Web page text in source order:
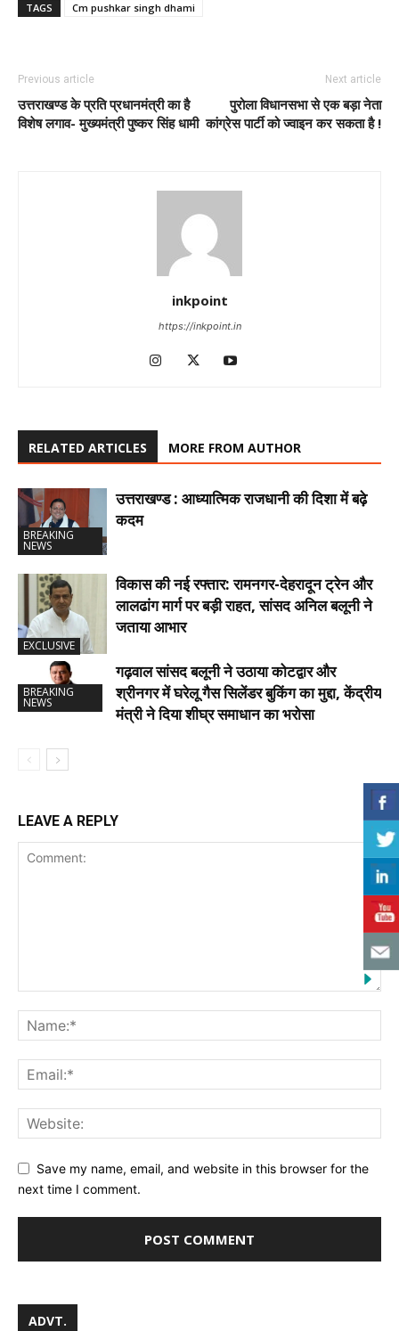
TAGS Cm pushkar singh dhami
Previous article
उत्तराखण्ड के प्रति प्रधानमंत्री का है
विशेष लगाव- मुख्यमंत्री पुष्कर सिंह धामी
Next article
पुरोला विधानसभा से एक बड़ा नेता
कांग्रेस पार्टी को ज्वाइन कर सकता है !
inkpoint
https://inkpoint.in
RELATED ARTICLES MORE FROM AUTHOR
BREAKING
NEWS
उत्तराखण्ड : आध्यात्मिक राजधानी की दिशा में बढ़े
कदम
EXCLUSIVE
विकास की नई रफ्तार: रामनगर-देहरादून ट्रेन और
लालढांग मार्ग पर बड़ी राहत, सांसद अनिल बलूनी ने
जताया आभार
BREAKING
NEWS
गढ़वाल सांसद बलूनी ने उठाया कोटद्वार और
श्रीनगर में घरेलू गैस सिलेंडर बुकिंग का मुद्दा, केंद्रीय
मंत्री ने दिया शीघ्र समाधान का भरोसा
LEAVE A REPLY
Save my name, email, and website in this browser for the
next time I comment.
ADVT.